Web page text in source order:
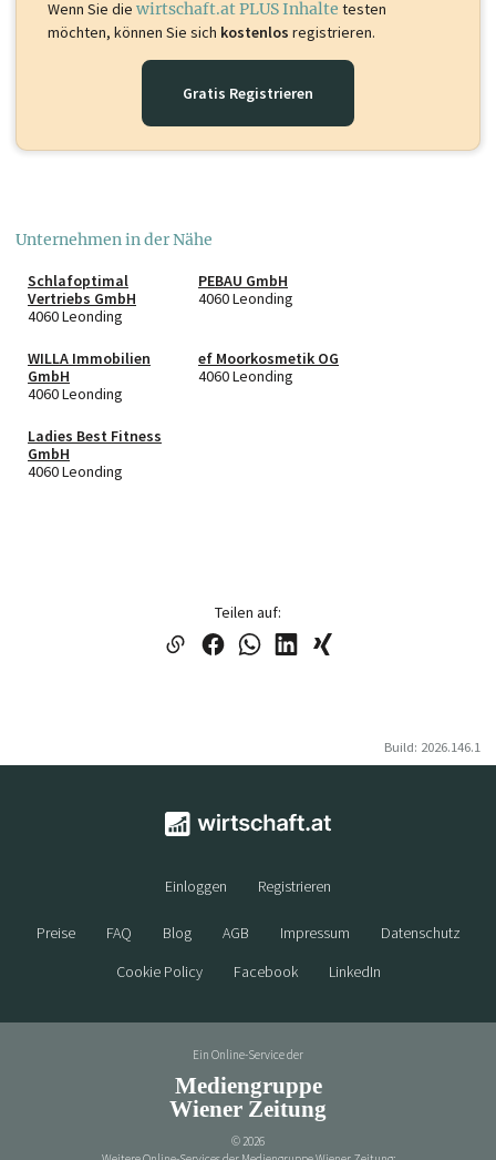
Wenn Sie die wirtschaft.at PLUS Inhalte testen
möchten, können Sie sich kostenlos registrieren.
Gratis Registrieren
Unternehmen in der Nähe
Schlafoptimal
Vertriebs GmbH
4060 Leonding
PEBAU GmbH
4060 Leonding
WILLA Immobilien
GmbH
4060 Leonding
ef Moorkosmetik OG
4060 Leonding
Ladies Best Fitness
GmbH
4060 Leonding
Teilen auf:
Build: 2026.146.1
Einloggen Registrieren
Preise FAQ Blog AGB Impressum
Datenschutz
Cookie Policy
Facebook LinkedIn
Ein Online-Service der
Mediengruppe
Wiener Zeitung
© 2026